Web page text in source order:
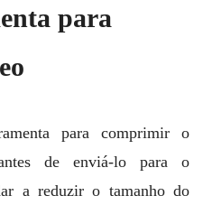
para
para comprimir o
de enviá-lo para o
a reduzir o tamanho do